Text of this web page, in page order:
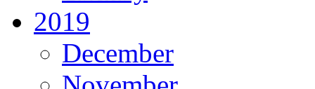
2019
December